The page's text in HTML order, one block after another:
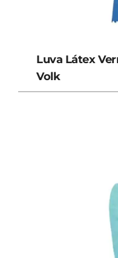
Luva Látex
Volk